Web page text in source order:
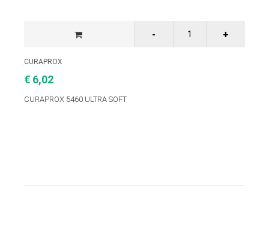
CURAPROX
€ 6,02
CURAPROX 5460 ULTRA SOFT